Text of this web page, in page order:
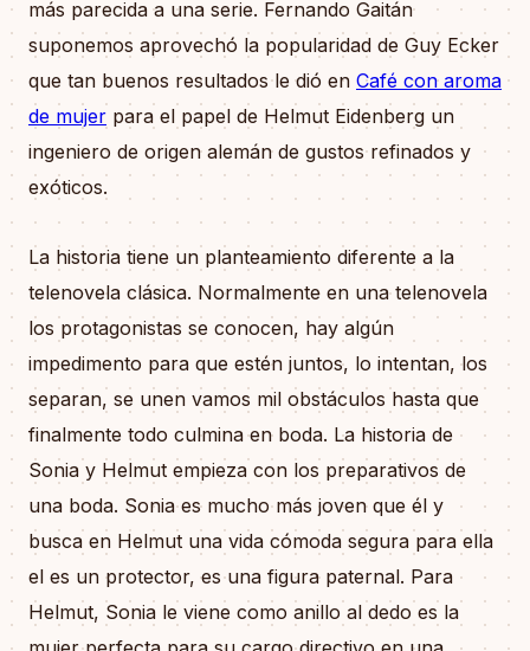
más parecida a una serie. Fernando Gaitán
suponemos aprovechó la popularidad de Guy Ecker
que tan buenos resultados le dió en Café con aroma
de mujer para el papel de Helmut Eidenberg un
ingeniero de origen alemán de gustos refinados y
exóticos.
La historia tiene un planteamiento diferente a la
telenovela clásica. Normalmente en una telenovela
los protagonistas se conocen, hay algún
impedimento para que estén juntos, lo intentan, los
separan, se unen vamos mil obstáculos hasta que
finalmente todo culmina en boda. La historia de
Sonia y Helmut empieza con los preparativos de
una boda. Sonia es mucho más joven que él y
busca en Helmut una vida cómoda segura para ella
el es un protector, es una figura paternal. Para
Helmut, Sonia le viene como anillo al dedo es la